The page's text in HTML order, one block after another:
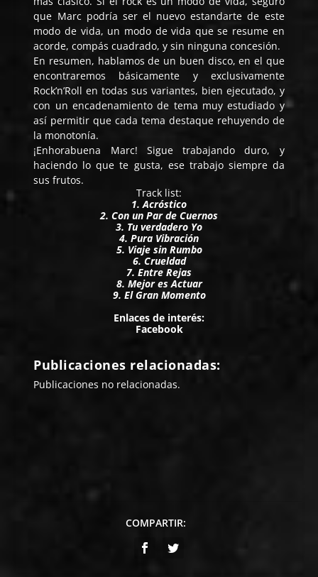
que Marc podría ser el nuevo estandarte de este
modo de vida, un modo de vida que se resume en
acorde, compás cuadrado, y sin ninguna concesión.
En resumen, hablamos de un buen disco, en el que
encontraremos básicamente y exclusivamente
Rock’n’Roll en todas sus variantes, bien ejecutado, y
con un encadenamiento de tema muy estudiado y
así permitir que cada tema destaque rehuyendo de
la monotonía.
¡Enhorabuena Marc! Sigue trabajando duro, y
haciendo lo que te gusta, ese trabajo siempre da
sus frutos.
Track list:
1. Acróstico
2. Con un Par de Cuernos
3. Tu verdadero Yo
4. Pura Vibración
5. Viaje sin Rumbo
6. Crueldad
7. Entre Rejas
8. Mejor es Actuar
9. El Gran Momento
Enlaces de interés:
Facebook
Publicaciones relacionadas:
Publicaciones no relacionadas.
COMPARTIR: